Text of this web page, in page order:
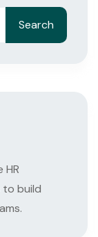
Search
HR
to build